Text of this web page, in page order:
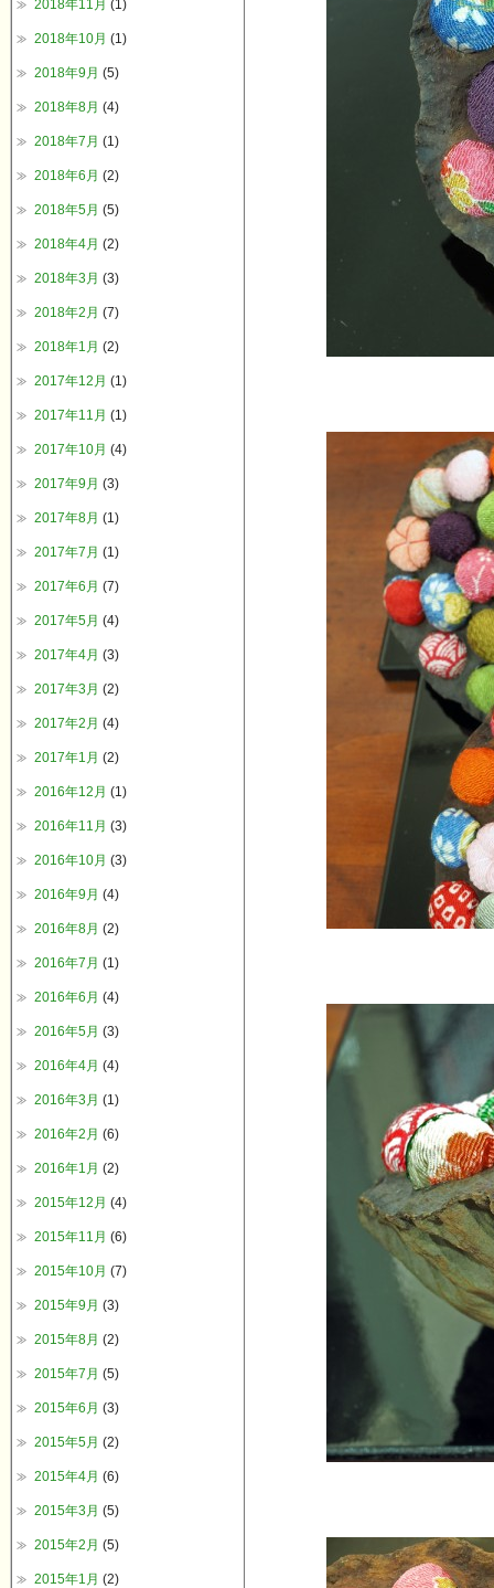
2018年11月 (1)
2018年10月 (1)
2018年9月 (5)
2018年8月 (4)
2018年7月 (1)
2018年6月 (2)
2018年5月 (5)
2018年4月 (2)
2018年3月 (3)
2018年2月 (7)
2018年1月 (2)
2017年12月 (1)
2017年11月 (1)
2017年10月 (4)
2017年9月 (3)
2017年8月 (1)
2017年7月 (1)
2017年6月 (7)
2017年5月 (4)
2017年4月 (3)
2017年3月 (2)
2017年2月 (4)
2017年1月 (2)
2016年12月 (1)
2016年11月 (3)
2016年10月 (3)
2016年9月 (4)
2016年8月 (2)
2016年7月 (1)
2016年6月 (4)
2016年5月 (3)
2016年4月 (4)
2016年3月 (1)
2016年2月 (6)
2016年1月 (2)
2015年12月 (4)
2015年11月 (6)
2015年10月 (7)
2015年9月 (3)
2015年8月 (2)
2015年7月 (5)
2015年6月 (3)
2015年5月 (2)
2015年4月 (6)
2015年3月 (5)
2015年2月 (5)
2015年1月 (2)